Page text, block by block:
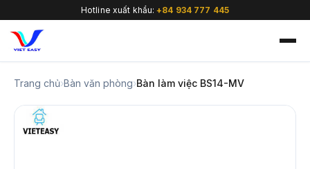
Hotline xuất khẩu:+84 934 777 445
Trang chủ›Bàn văn phòng›Bàn làm việc BS14-MV